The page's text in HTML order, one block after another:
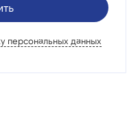
персональных данных